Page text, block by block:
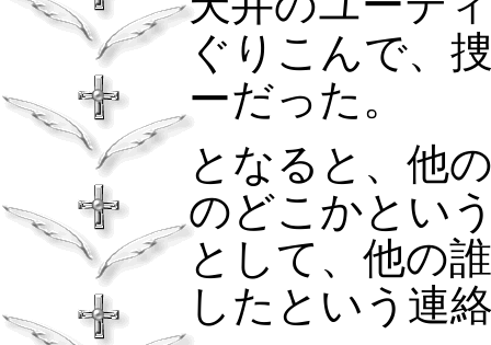
ぐりこんで、
ーだった。
となると、他
のどこかとい
として、他の
したという連